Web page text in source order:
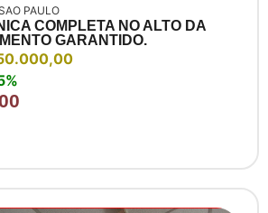
PAULO
COMPLETA NO ALTO DA
GARANTIDO.